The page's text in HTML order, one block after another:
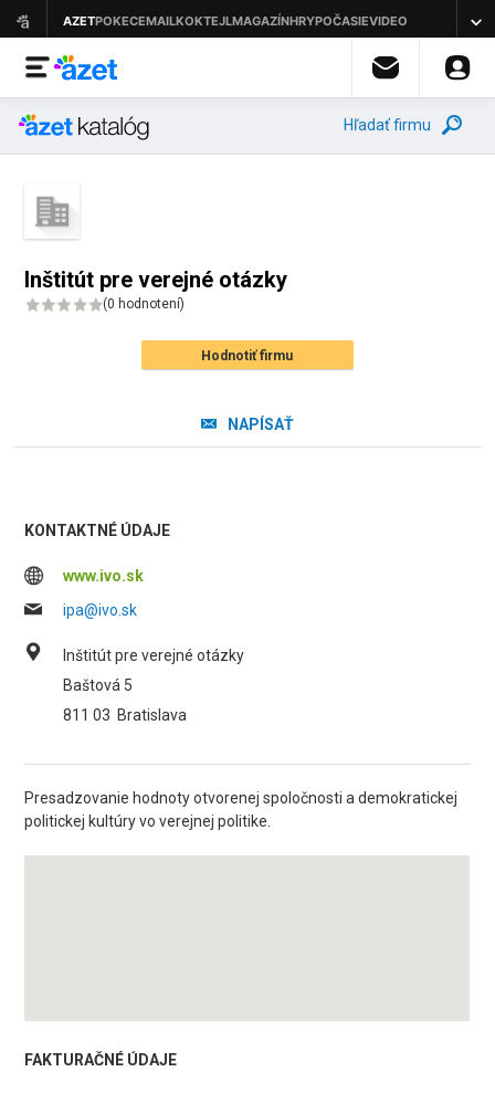
Hľadať firmu
Inštitút pre verejné otázky
(0 hodnotení)
Hodnotiť firmu
NAPÍSAŤ
KONTAKTNÉ ÚDAJE
www.ivo.sk
ipa@ivo.sk
Inštitút pre verejné otázky
Baštová 5
811 03 Bratislava
Presadzovanie hodnoty otvorenej spoločnosti a demokratickej
politickej kultúry vo verejnej politike.
FAKTURAČNÉ ÚDAJE